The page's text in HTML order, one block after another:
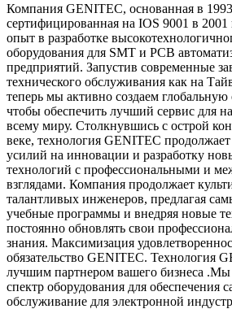
Компания GENITEC, основанная в
сертифицированная на IOS 9001 в
опыт в разработке
оборудования для SMT и PCB
предприятий. Запустив современные
технического обслуживания как на
теперь мы активно создаем глобальную
чтобы обеспечить лучший сервис для
всему миру. Столкнувшись с острой
веке, технология GENITEC
усилий на инновации и разработку
технологий с профессиональными и
взглядами. Компания продолжает
талантливых инженеров, предлагая
учебные программы и внедряя новые
постоянно обновлять свои
знания. Максимизация
обязательство GENITEC. Технология
лучшим партнером вашего бизнеса
спектр оборудования для обеспечения
обслуживание для электронной